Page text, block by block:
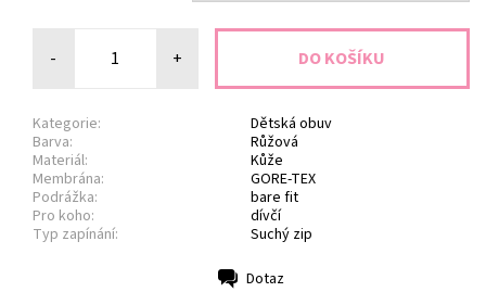
- +
Kategorie:
Dětská obuv
Barva:
Růžová
Materiál:
Kůže
Membrána:
GORE-TEX
Podrážka:
bare fit
Pro koho:
dívčí
Typ zapínání:
Suchý zip
Dotaz